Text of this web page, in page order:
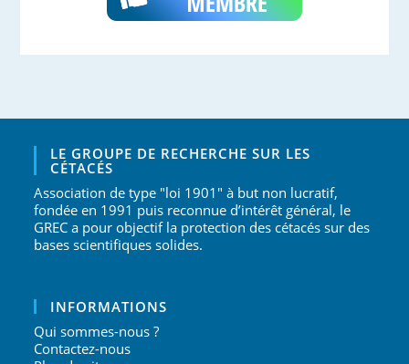
LE GROUPE DE RECHERCHE SUR LES
CÉTACÉS
Association de type "loi 1901" à but non lucratif,
fondée en 1991 puis reconnue d’intérêt général, le
GREC a pour objectif la protection des cétacés sur des
bases scientifiques solides.
INFORMATIONS
Qui sommes-nous ?
Contactez-nous